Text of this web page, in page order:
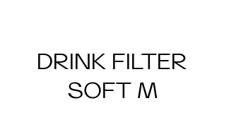
DRINK FILTER
SOFT M